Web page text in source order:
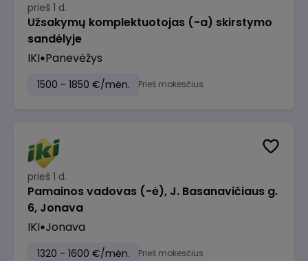
prieš 1 d.
Užsakymų komplektuotojas (-a) skirstymo
sandėlyje
IKI Panevėžys
1500 - 1850 €/mėn. Prieš mokesčius
prieš 1 d.
Pamainos vadovas (-ė), J. Basanavičiaus g.
6, Jonava
IKI Jonava
1320 - 1600 €/mėn. Prieš mokesčius